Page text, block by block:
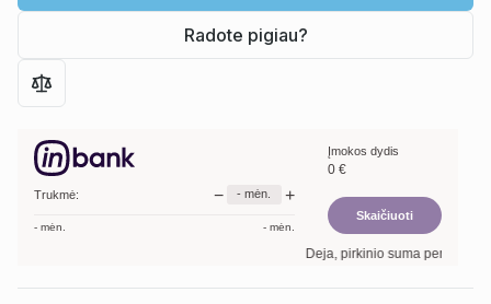
Radote pigiau?
Trukmė: − - mėn. +
- mėn. -mėn.
Įmokos dydis
0 €
Skaičiuoti
Deja, pirkinio suma per maža.